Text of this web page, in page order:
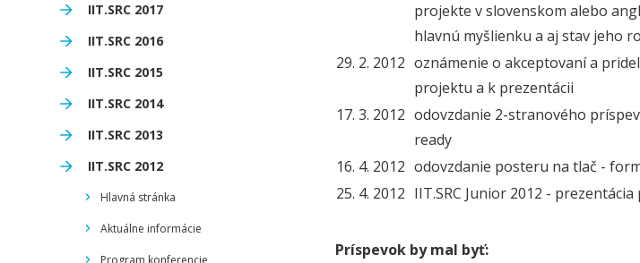
IIT.SRC 2017
IIT.SRC 2016
IIT.SRC 2015
IIT.SRC 2014
IIT.SRC 2013
IIT.SRC 2012
Hlavná stránka
Aktuálne informácie
Program konferencie
projekte v slovenskom alebo
hlavnú myšlienku a aj stav jeho
29. 2. 2012 oznámenie o akceptovaní a
projektu a k prezentácii
17. 3. 2012 odovzdanie 2-stranového
ready
16. 4. 2012 odovzdanie posteru na tlač -
25. 4. 2012 IIT.SRC Junior 2012 -
Príspevok by mal byť: